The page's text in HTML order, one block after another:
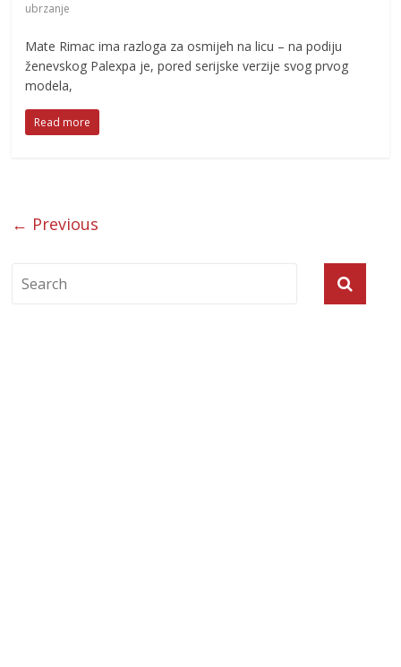
ubrzanje
Mate Rimac ima razloga za osmijeh na licu – na podiju
ženevskog Palexpa je, pored serijske verzije svog prvog
modela,
Read more
← Previous